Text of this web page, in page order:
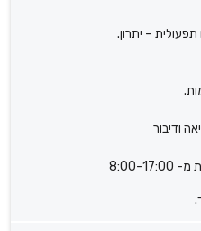
תפעולית – יתרון.
ודיבור